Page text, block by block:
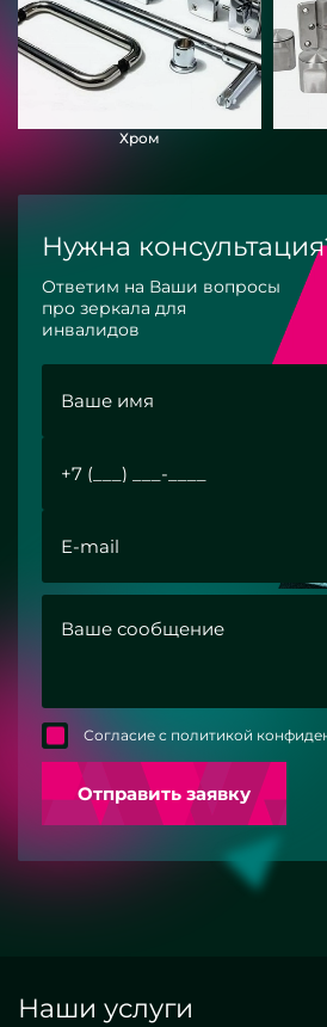
Хром
Нужна
Ответим на Ваши вопросы
про зеркала для
инвалидов
Согласие с политикой
Отправить заявку
Наши услуги